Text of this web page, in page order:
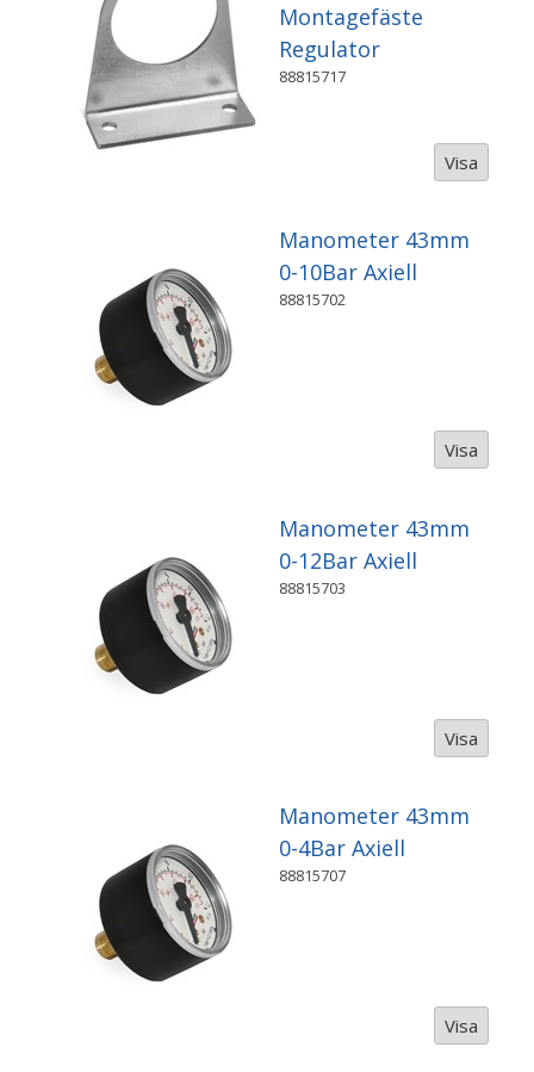
Montagefäste
Regulator
88815717
Visa
Manometer 43mm
0-10Bar Axiell
88815702
Visa
Manometer 43mm
0-12Bar Axiell
88815703
Visa
Manometer 43mm
0-4Bar Axiell
88815707
Visa